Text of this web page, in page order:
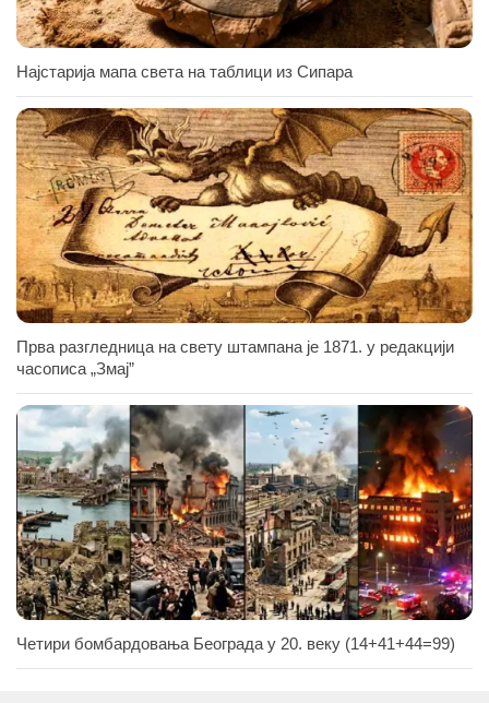
Најстарија мапа света на таблици из Сипара
Прва разгледница на свету штампана је 1871. у редакцији
часописа „Змај”
Четири бомбардовања Београда у 20. веку (14+41+44=99)